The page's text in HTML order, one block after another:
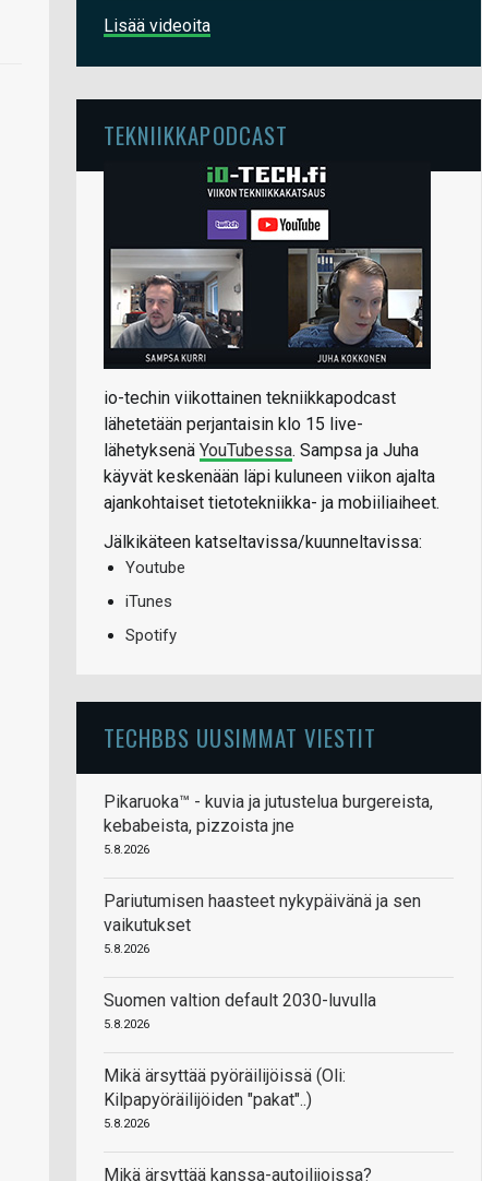
Lisää videoita
TEKNIIKKAPODCAST
io-techin viikottainen tekniikkapodcast
lähetetään perjantaisin klo 15 live-
lähetyksenä YouTubessa. Sampsa ja Juha
käyvät keskenään läpi kuluneen viikon ajalta
ajankohtaiset tietotekniikka- ja mobiiliaiheet.
Jälkikäteen katseltavissa/kuunneltavissa:
Youtube
iTunes
Spotify
TECHBBS UUSIMMAT VIESTIT
Pikaruoka™ - kuvia ja jutustelua burgereista,
kebabeista, pizzoista jne
5.8.2026
Pariutumisen haasteet nykypäivänä ja sen
vaikutukset
5.8.2026
Suomen valtion default 2030-luvulla
5.8.2026
Mikä ärsyttää pyöräilijöissä (Oli:
Kilpapyöräilijöiden "pakat"..)
5.8.2026
Mikä ärsyttää kanssa-autoilijoissa?